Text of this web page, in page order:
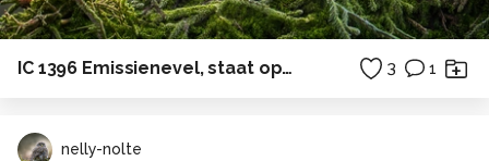
IC 1396 Emissienevel, staat op ongeveer 2.400 lichtjaar van de Aarde 3 1
nelly-nolte